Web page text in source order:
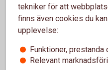
pension.
Pension
tekniker för att
finns även cookies du
upplevelse:
Funktioner,
Relevant